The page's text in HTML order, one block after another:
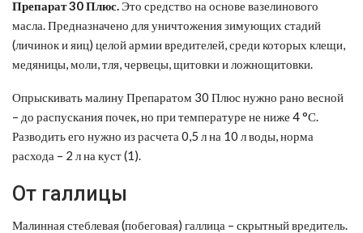
Препарат 30 Плюс.Это средство на основе вазелинового
масла. Предназначено для уничтожения зимующих стадий
(личинок и яиц) целой армии вредителей, среди которых клещи,
медяницы, моли, тля, червецы, щитовки и ложнощитовки.
Опрыскивать малину Препаратом 30 Плюс нужно рано весной
– до распускания почек, но при температуре не ниже 4 °С.
Разводить его нужно из расчета 0,5 л на 10 л воды, норма
расхода – 2 л на куст (1).
От галлицы
Малинная стеблевая (побеговая) галлица – скрытный вредитель.